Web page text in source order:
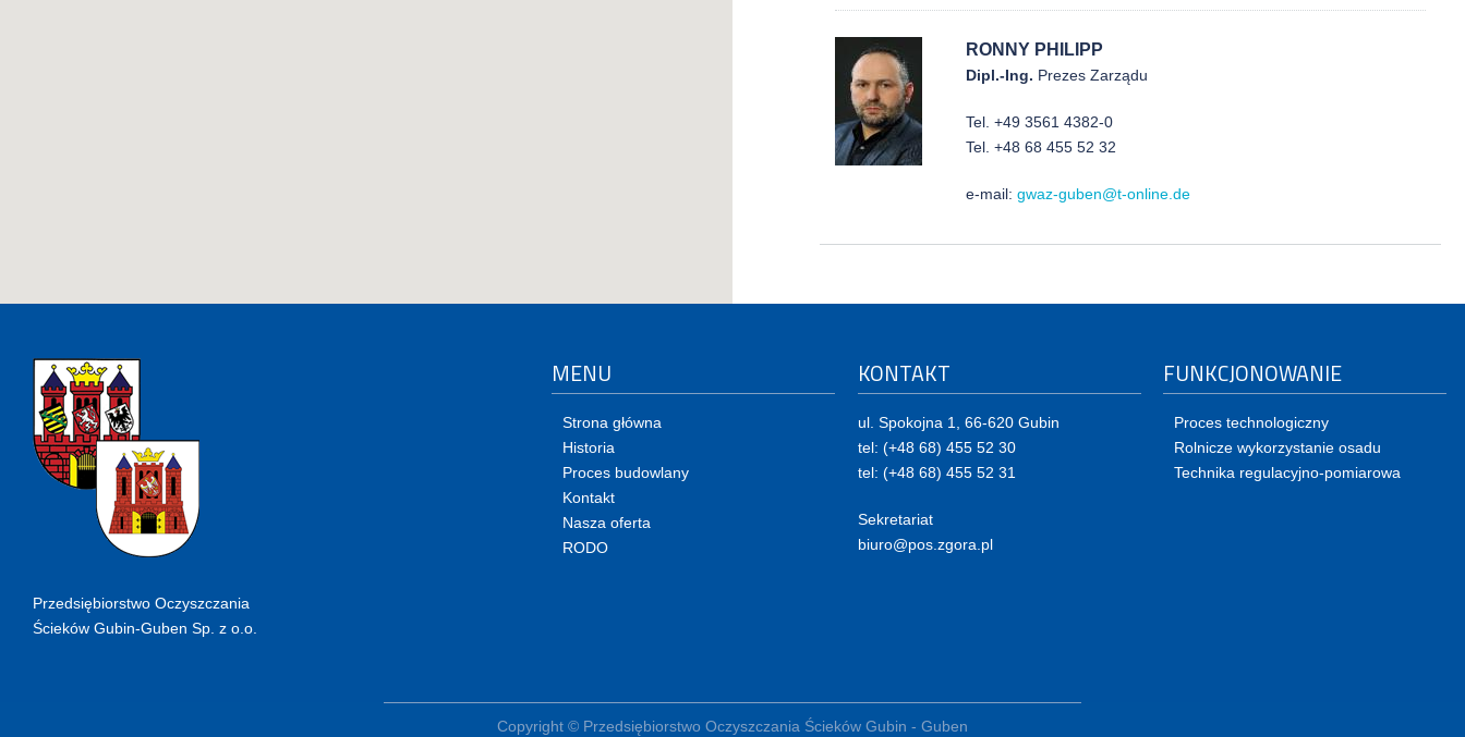
RONNY PHILIPP
Dipl.-Ing. Prezes Zarządu
Tel. +49 3561 4382-0
Tel. +48 68 455 52 32
e-mail: gwaz-guben@t-online.de
Przedsiębiorstwo Oczyszczania
Ścieków Gubin-Guben Sp. z o.o.
MENU
Strona główna
Historia
Proces budowlany
Kontakt
Nasza oferta
RODO
KONTAKT
ul. Spokojna 1, 66-620 Gubin
tel: (+48 68) 455 52 30
tel: (+48 68) 455 52 31
Sekretariat
biuro@pos.zgora.pl
FUNKCJONOWANIE
Proces technologiczny
Rolnicze wykorzystanie osadu
Technika regulacyjno-pomiarowa
Copyright © Przedsiębiorstwo Oczyszczania Ścieków Gubin - Guben